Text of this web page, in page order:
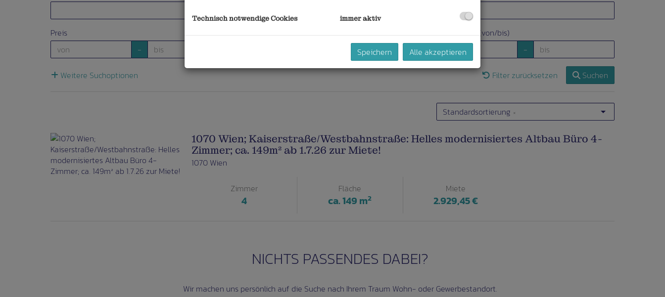
Preis
-
Zimmer
Wohnfläche (von/bis)
-
Weitere Suchoptionen Filter zurücksetzen Suchen
Standardsortierung ×
1070 Wien; Kaiserstraße/Westbahnstraße: Helles modernisiertes Altbau Büro 4-
Zimmer; ca. 149m² ab 1.7.26 zur Miete!
1070 Wien
Zimmer
4
Fläche
ca. 149 m2
Miete
2.929,45 €
NICHTS PASSENDES DABEI?
Wir machen uns persönlich auf die Suche nach Ihrem Traum Wohn- oder Gewerbestandort.
Technisch notwendige Cookies immer aktiv
Speichern Alle akzeptieren